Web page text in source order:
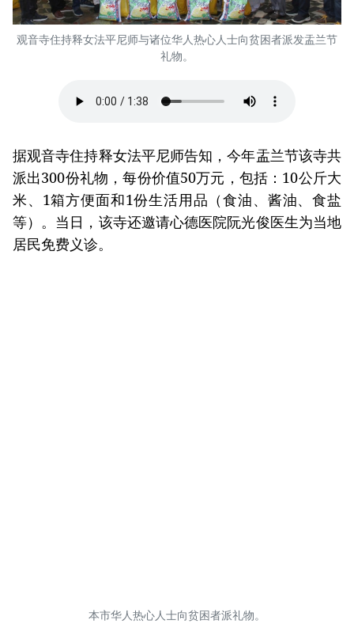
观音寺住持释女法平尼师与诸位华人热心人士向贫困者派发盂兰节
礼物。
据观音寺住持释女法平尼师告知，今年盂兰节该寺共
派出300份礼物，每份价值50万元，包括：10公斤大
米、1箱方便面和1份生活用品（食油、酱油、食盐
等）。当日，该寺还邀请心德医院阮光俊医生为当地
居民免费义诊。
本市华人热心人士向贫困者派礼物。